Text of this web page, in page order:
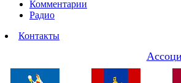
Комментарии
Радио
Контакты